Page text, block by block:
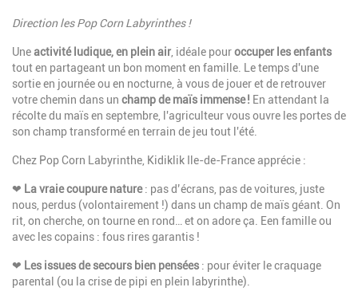
Description
Direction les Pop Corn Labyrinthes !
Uneactivité ludique, en plein air , idéale pouroccuper les enfants
tout en partageant un bon moment en famille. Le temps d'une
sortie en journée ou en nocturne, à vous de jouer et de retrouver
votre chemin dans un champ de maïs immense ! En attendant la
récolte du maïs en septembre, l'agriculteur vous ouvre les portes de
son champ transformé en terrain de jeu tout l'été.
Chez Pop Corn Labyrinthe, Kidiklik Ile-de-France apprécie :
❤ La vraie coupure nature: pas d’écrans, pas de voitures, juste
nous, perdus (volontairement !) dans un champ de maïs géant. On
rit, on cherche, on tourne en rond… et on adore ça. Een famille ou
avec les copains : fous rires garantis !
❤ Les issues de secours bien pensées : pour éviter le craquage
parental (ou la crise de pipi en plein labyrinthe).